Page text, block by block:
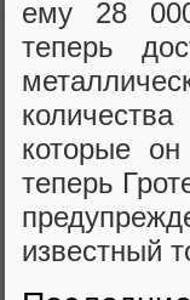
ему 28 000
теперь
которые
теперь
известный